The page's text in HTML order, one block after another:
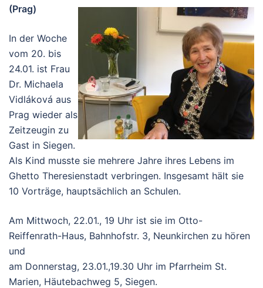
(Prag)
In der Woche
vom 20. bis
24.01. ist Frau
Dr. Michaela
Vidláková aus
Prag wieder als
Zeitzeugin zu
Gast in Siegen.
Als Kind musste sie mehrere Jahre ihres Lebens im
Ghetto Theresienstadt verbringen. Insgesamt hält sie
10 Vorträge, hauptsächlich an Schulen.
Am Mittwoch, 22.01., 19 Uhr ist sie im Otto-
Reiffenrath-Haus, Bahnhofstr. 3, Neunkirchen zu hören
und
am Donnerstag, 23.01.,19.30 Uhr im Pfarrheim St.
Marien, Häutebachweg 5, Siegen.